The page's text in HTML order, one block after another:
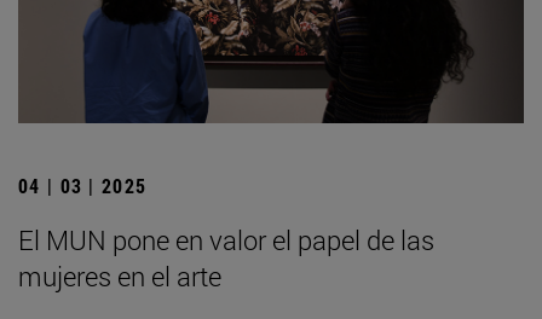
04 | 03 | 2025
El MUN pone en valor el papel de las
mujeres en el arte